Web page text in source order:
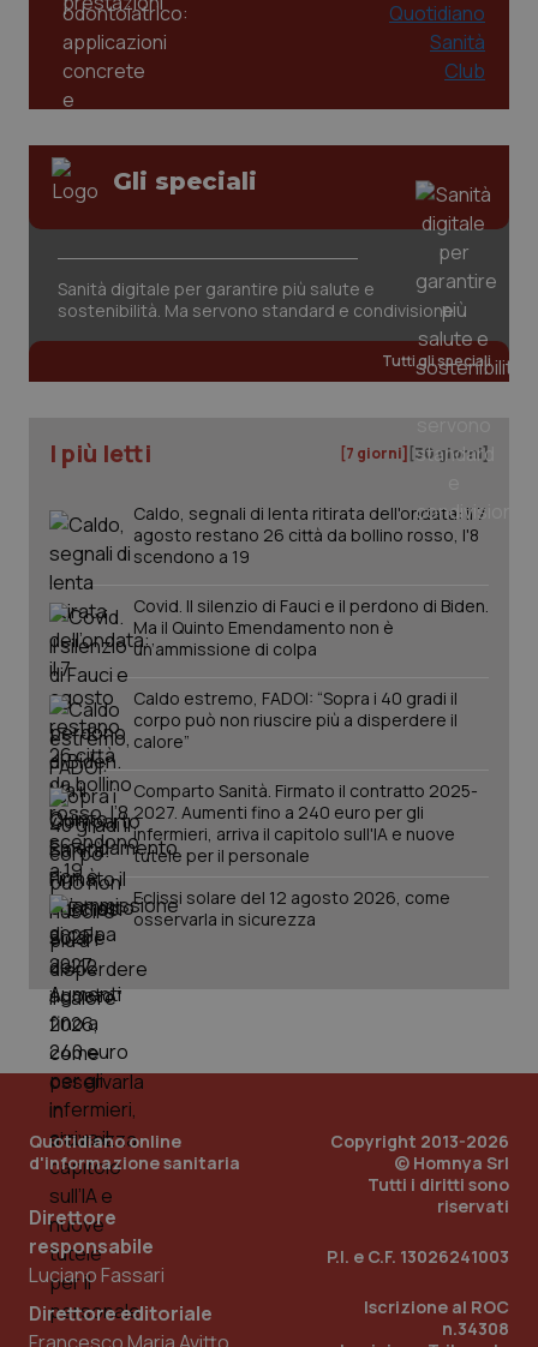
Gli speciali
Sanità digitale per garantire più salute e
sostenibilità. Ma servono standard e condivisione
Tutti gli speciali
I più letti [7 giorni] [30 giorni]
Caldo, segnali di lenta ritirata dell'ondata: il 7
agosto restano 26 città da bollino rosso, l'8
scendono a 19
Covid. Il silenzio di Fauci e il perdono di Biden.
Ma il Quinto Emendamento non è
un’ammissione di colpa
Caldo estremo, FADOI: “Sopra i 40 gradi il
corpo può non riuscire più a disperdere il
calore”
Comparto Sanità. Firmato il contratto 2025-
2027. Aumenti fino a 240 euro per gli
infermieri, arriva il capitolo sull'IA e nuove
tutele per il personale
Eclissi solare del 12 agosto 2026, come
osservarla in sicurezza
Quotidiano online
d'informazione sanitaria
Direttore
responsabile
Luciano Fassari
Direttore editoriale
Copyright 2013-2026
© Homnya Srl
Tutti i diritti sono
riservati
P.I. e C.F. 13026241003
Iscrizione al ROC
n.34308
2
www.quotidianosanita.it
PHPSESSID